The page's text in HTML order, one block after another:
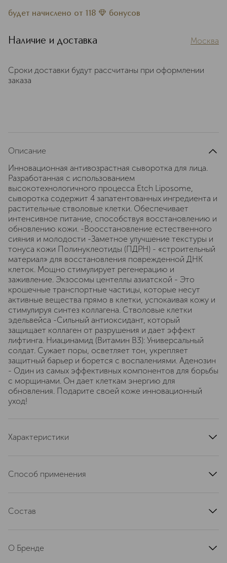
будет начислено от 118 бонусов
Наличие и доставка Москва
Сроки доставки будут рассчитаны при оформлении
заказа
Описание
Инновационная антивозрастная сыворотка для лица.
Разработанная с использованием
высокотехнологичного процесса Etch Liposome,
сыворотка содержит 4 запатентованных ингредиента и
растительные стволовые клетки. Обеспечивает
интенсивное питание, способствуя восстановлению и
обновлению кожи. -Воосстановление естественного
сияния и молодости -Заметное улучшение текстуры и
тонуса кожи Полинуклеотиды (ПДРН) - «строительный
материал» для восстановления поврежденной ДНК
клеток. Мощно стимулирует регенерацию и
заживление. Экзосомы центеллы азиатской - Это
крошечные транспортные частицы, которые несут
активные вещества прямо в клетки, успокаивая кожу и
стимулируя синтез коллагена. Стволовые клетки
эдельвейса -Сильный антиоксидант, который
защищает коллаген от разрушения и дает эффект
лифтинга. Ниацинамид (Витамин B3): Универсальный
солдат. Сужает поры, осветляет тон, укрепляет
защитный барьер и борется с воспалениями. Аденозин
- Один из самых эффективных компонентов для борьбы
с морщинами. Он дает клеткам энергию для
обновления. Подарите своей коже инновационный
уход!
Характеристики
страна производства
Способ применения
массирующими движениями на лицо и шею. Для
Состав
Extract, Caulerpa Lentillifera Extract, Codium Fragile
О Бренде